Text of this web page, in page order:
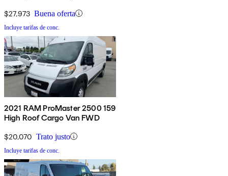
$27,973 Buena oferta
Incluye tarifas de conc.
2021 RAM ProMaster 2500 159
High Roof Cargo Van FWD
$20,070 Trato justo
Incluye tarifas de conc.